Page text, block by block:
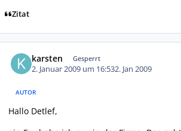
Zitat
karsten Gesperrt
2. Januar 2009 um 16:532. Jan 2009
AUTOR
Hallo Detlef,